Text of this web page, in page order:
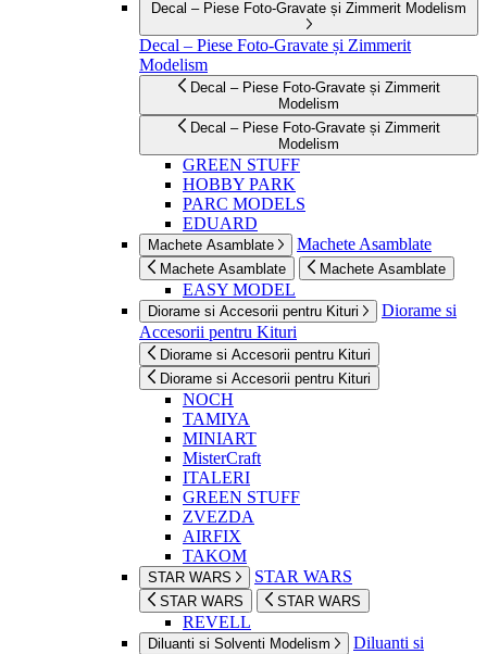
Decal – Piese Foto-Gravate și Zimmerit Modelism
Decal – Piese Foto-Gravate și Zimmerit
Modelism
Decal – Piese Foto-Gravate și Zimmerit
Modelism
Decal – Piese Foto-Gravate și Zimmerit
Modelism
GREEN STUFF
HOBBY PARK
PARC MODELS
EDUARD
Machete Asamblate Machete Asamblate
Machete Asamblate Machete Asamblate
EASY MODEL
Diorame si Accesorii pentru Kituri
Diorame si
Accesorii pentru Kituri
Diorame si Accesorii pentru Kituri
Diorame si Accesorii pentru Kituri
NOCH
TAMIYA
MINIART
MisterCraft
ITALERI
GREEN STUFF
ZVEZDA
AIRFIX
TAKOM
STAR WARS STAR WARS
STAR WARS STAR WARS
REVELL
Diluanti si Solventi Modelism
Diluanti si